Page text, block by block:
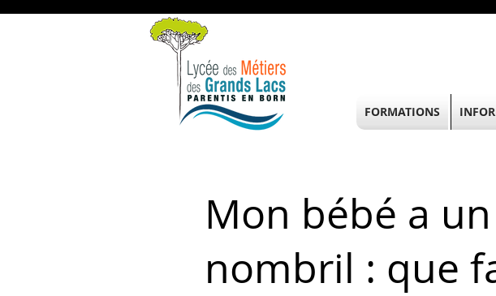
Mon bébé a
nombril : que
FORMATIONS